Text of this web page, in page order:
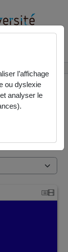
l’affichage
ou dyslexie
analyser le